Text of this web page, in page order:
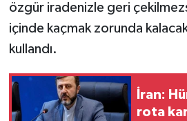
özgür iradenizle geri
içinde kaçmak zorunda
kullandı.
İran:
rota